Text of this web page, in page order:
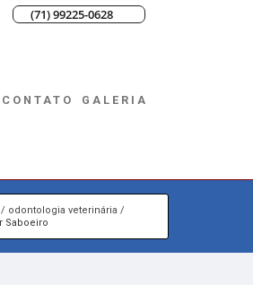
(71) 99225-0628
CONTATO GALERIA
odontologia veterinária
Saboeiro